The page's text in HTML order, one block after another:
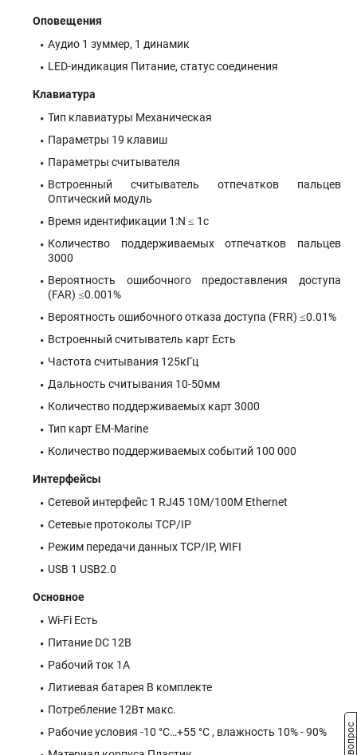
Оповещения
Аудио 1 зуммер, 1 динамик
LED-индикация Питание, статус соединения
Клавиатура
Тип клавиатуры Механическая
Параметры 19 клавиш
Параметры считывателя
Встроенный считыватель отпечатков пальцев
Оптический модуль
Время идентификации 1:N ≤ 1c
Количество поддерживаемых отпечатков пальцев
3000
Вероятность ошибочного предоставления доступа
(FAR) ≤0.001%
Вероятность ошибочного отказа доступа (FRR) ≤0.01%
Встроенный считыватель карт Есть
Частота считывания 125кГц
Дальность считывания 10-50мм
Количество поддерживаемых карт 3000
Тип карт EM-Marine
Количество поддерживаемых событий 100 000
Интерфейсы
Сетевой интерфейс 1 RJ45 10M/100M Ethernet
Сетевые протоколы TCP/IP
Режим передачи данных TCP/IP, WIFI
USB 1 USB2.0
Основное
Wi-Fi Есть
Питание DC 12В
Рабочий ток 1А
Литиевая батарея В комплекте
Потребление 12Вт макс.
Рабочие условия -10 °C…+55 °C , влажность 10% - 90%